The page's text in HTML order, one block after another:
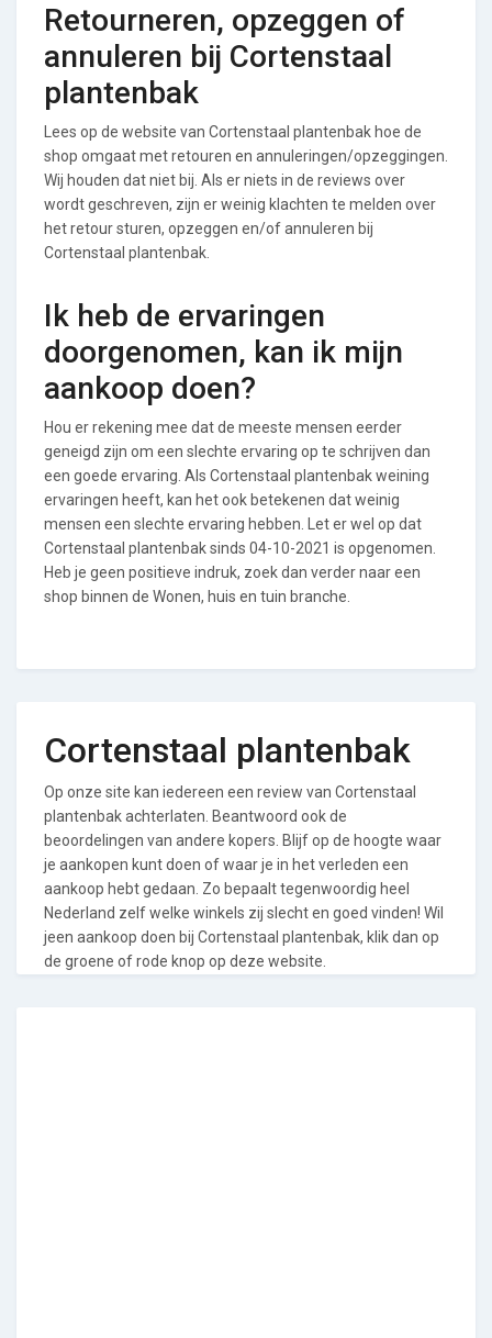
Retourneren, opzeggen of
annuleren bij Cortenstaal
plantenbak
Lees op de website van Cortenstaal plantenbak hoe de
shop omgaat met retouren en annuleringen/opzeggingen.
Wij houden dat niet bij. Als er niets in de reviews over
wordt geschreven, zijn er weinig klachten te melden over
het retour sturen, opzeggen en/of annuleren bij
Cortenstaal plantenbak.
Ik heb de ervaringen
doorgenomen, kan ik mijn
aankoop doen?
Hou er rekening mee dat de meeste mensen eerder
geneigd zijn om een slechte ervaring op te schrijven dan
een goede ervaring. Als Cortenstaal plantenbak weining
ervaringen heeft, kan het ook betekenen dat weinig
mensen een slechte ervaring hebben. Let er wel op dat
Cortenstaal plantenbak sinds 04-10-2021 is opgenomen.
Heb je geen positieve indruk, zoek dan verder naar een
shop binnen de Wonen, huis en tuin branche.
Cortenstaal plantenbak
Op onze site kan iedereen een review van Cortenstaal
plantenbak achterlaten. Beantwoord ook de
beoordelingen van andere kopers. Blijf op de hoogte waar
je aankopen kunt doen of waar je in het verleden een
aankoop hebt gedaan. Zo bepaalt tegenwoordig heel
Nederland zelf welke winkels zij slecht en goed vinden! Wil
jeen aankoop doen bij Cortenstaal plantenbak, klik dan op
de groene of rode knop op deze website.